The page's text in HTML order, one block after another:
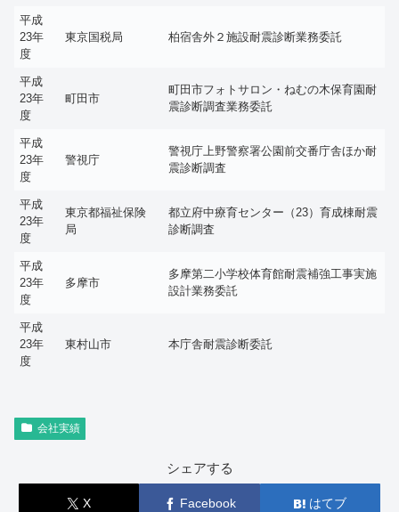
平成
23年
度
東京国税局 柏宿舎外２施設耐震診断業務委託
平成
23年
度
町田市
町田市フォトサロン・ねむの木保育園耐
震診断調査業務委託
平成
23年
度
警視庁
警視庁上野警察署公園前交番庁舎ほか耐
震診断調査
平成
23年
度
東京都福祉保険
局
都立府中療育センター（23）育成棟耐震
診断調査
平成
23年
度
多摩市
多摩第二小学校体育館耐震補強工事実施
設計業務委託
平成
23年
度
東村山市 本庁舎耐震診断委託
会社実績
シェアする
X Facebook はてブ